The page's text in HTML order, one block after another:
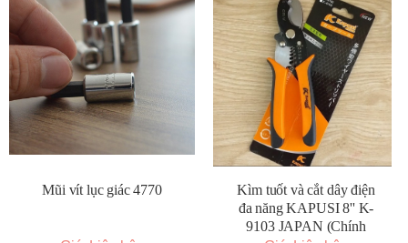
Mũi vít lục giác 4770
Kìm tuốt và cắt dây điện
đa năng KAPUSI 8'' K-
9103 JAPAN (Chính